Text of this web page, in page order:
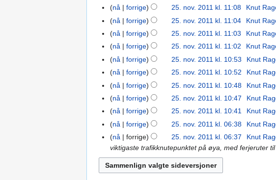
l
a
r
i
n
e
i
g
e
r
i
g
s
f
o
r
k
l
a
g
e
n
r
e
i
g
e
r
i
g
f
o
I
g
e
n
r
e
i
g
e
r
i
n
g
s
nå forrige 25. nov. 2011 kl. 11:08 Knut
nå
forrige 25. nov. 2011 kl. 11:04 Knut
nå
forrige 25. nov. 2011 kl. 11:03 Knut
I
g
e
n
r
e
i
g
e
i
nå forrige 25. nov. 2011 kl. 11:02 Knut
nå
forrige 25. nov. 2011 kl. 10:53 Knut
I
g
e
n
r
e
d
i
g
nå forrige 25. nov. 2011 kl. 10:52 Knut
nå
forrige 25. nov. 2011 kl. 10:48 Knut
nå
forrige 25. nov. 2011 kl. 10:47 Knut
nå
forrige 25. nov. 2011 kl. 10:41 Knut
nå
forrige 25. nov. 2011 kl. 06:38 Knut
nå
forrige 25. nov. 2011 kl. 06:37 Knut
viktigaste trafikknutepunktet på øya, med ferjeruter